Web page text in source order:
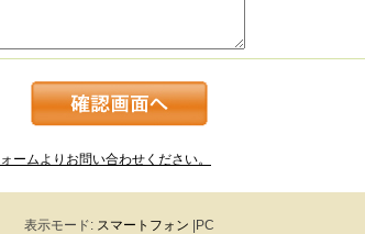
ームよりお問い合わせください。
表示モード: スマートフォン |PC